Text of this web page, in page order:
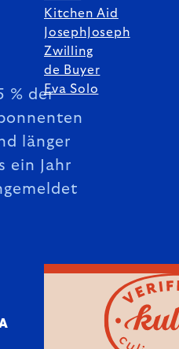
% der
länger
ein Jahr
Kitchen Aid
JosephJoseph
Zwilling
de Buyer
Eva Solo